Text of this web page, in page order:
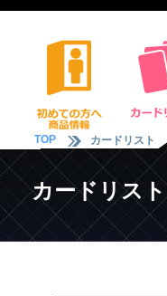
TOP カードリスト
カードリスト